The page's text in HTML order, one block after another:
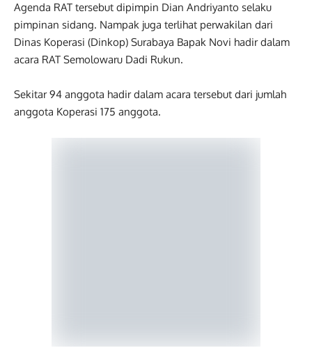
Agenda RAT tersebut dipimpin Dian Andriyanto selaku
pimpinan sidang. Nampak juga terlihat perwakilan dari
Dinas Koperasi (Dinkop) Surabaya Bapak Novi hadir dalam
acara RAT Semolowaru Dadi Rukun.
Sekitar 94 anggota hadir dalam acara tersebut dari jumlah
anggota Koperasi 175 anggota.